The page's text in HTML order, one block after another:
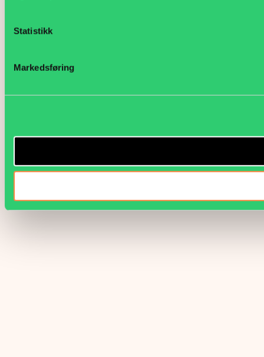
Statistikk
Markedsføring